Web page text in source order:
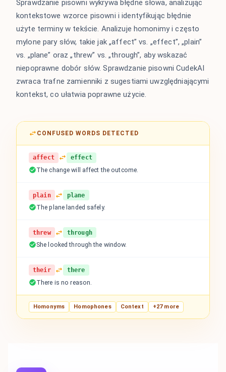
Sprawdzanie pisowni wykrywa błędne słowa, analizując
kontekstowe wzorce pisowni i identyfikując błędnie
użyte terminy w tekście. Analizuje homonimy i często
mylone pary słów, takie jak „affect” vs. „effect”, „plain”
vs. „plane” oraz „threw” vs. „through”, aby wskazać
niepoprawne dobór słów. Sprawdzanie pisowni CudekAI
zwraca trafne zamienniki z sugestiami uwzględniającymi
kontekst, co ułatwia poprawne użycie.
CONFUSED WORDS DETECTED
affect effect
The change will affect the outcome.
plain plane
The plane landed safely.
threw through
She looked through the window.
their there
There is no reason.
Homonyms Homophones Context +27 more